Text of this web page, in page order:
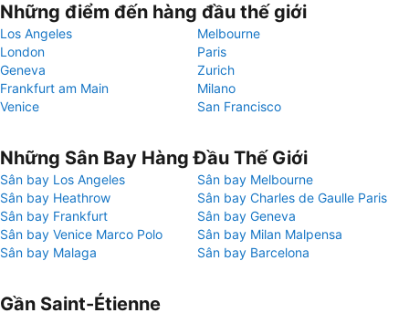
Những điểm đến hàng đầu thế giới
Los Angeles
Melbourne
London
Paris
Geneva
Zurich
Frankfurt am Main
Milano
Venice
San Francisco
Những Sân Bay Hàng Đầu Thế Giới
Sân bay Los Angeles
Sân bay Melbourne
Sân bay Heathrow
Sân bay Charles de Gaulle Paris
Sân bay Frankfurt
Sân bay Geneva
Sân bay Venice Marco Polo
Sân bay Milan Malpensa
Sân bay Malaga
Sân bay Barcelona
Gần Saint-Étienne